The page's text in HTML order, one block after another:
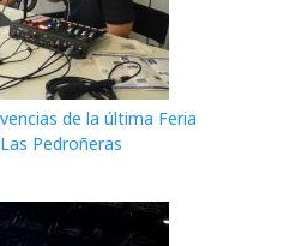
de la última Feria
Pedroñeras